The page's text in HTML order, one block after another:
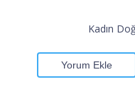
Kadın
Yorum Ekle